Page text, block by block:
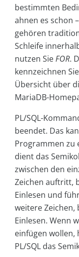
bestimmten
ahnen es schon –
gehören
Schleife
nutzen SieFOR.
kennzeichnen
Übersicht über
MariaDB-
PL/SQL-
beendet. Das
Programmen zu
dient das
zwischen den
Zeichen auftritt,
Einlesen und
weitere Zeichen,
Einlesen. Wenn
einfügen wollen,
PL/SQL das